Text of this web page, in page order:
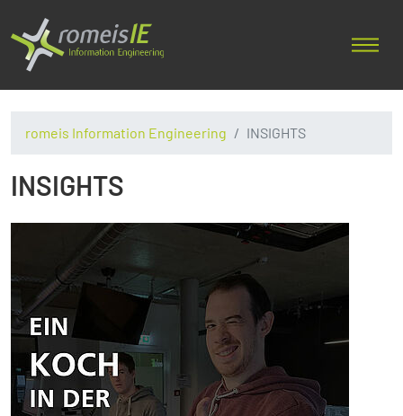
romeis Information Engineering INSIGHTS
INSIGHTS